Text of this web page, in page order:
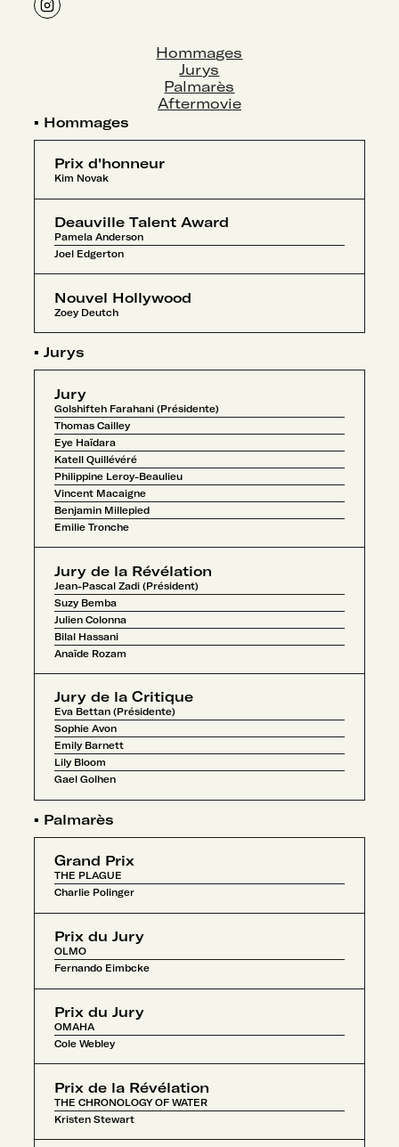
Hommages
Jurys
Palmarès
Aftermovie
▪ Hommages
Prix d'honneur
Kim Novak
Deauville Talent Award
Pamela Anderson
Joel Edgerton
Nouvel Hollywood
Zoey Deutch
▪Jurys
Jury
Golshifteh Farahani (Présidente)
Thomas Cailley
Eye Haïdara
Katell Quillévéré
Philippine Leroy-Beaulieu
Vincent Macaigne
Benjamin Millepied
Emilie Tronche
Jury de la Révélation
Jean-Pascal Zadi (Président)
Suzy Bemba
Julien Colonna
Bilal Hassani
Anaïde Rozam
Jury de la Critique
Eva Bettan (Présidente)
Sophie Avon
Emily Barnett
Lily Bloom
Gael Golhen
▪ Palmarès
Grand Prix
THE PLAGUE
Charlie Polinger
Prix du Jury
OLMO
Fernando Eimbcke
Prix du Jury
OMAHA
Cole Webley
Prix de la Révélation
THE CHRONOLOGY OF WATER
Kristen Stewart